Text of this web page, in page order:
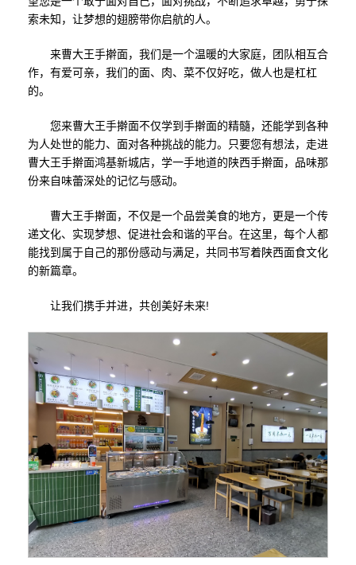
索未知，让梦想的翅膀带你启航的人。
来曹大王手擀面，我们是一个温暖的大家庭，团队相互合
作，有爱可亲，我们的面、肉、菜不仅好吃，做人也是杠杠
的。
您来曹大王手擀面不仅学到手擀面的精髓，还能学到各种
为人处世的能力、面对各种挑战的能力。只要您有想法，走进
曹大王手擀面鸿基新城店，学一手地道的陕西手擀面，品味那
份来自味蕾深处的记忆与感动。
曹大王手擀面，不仅是一个品尝美食的地方，更是一个传
递文化、实现梦想、促进社会和谐的平台。在这里，每个人都
能找到属于自己的那份感动与满足，共同书写着陕西面食文化
的新篇章。
让我们携手并进，共创美好未来!